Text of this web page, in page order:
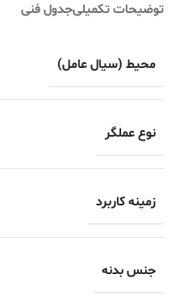
توضیحات تکمیلیجدول فنی
محیط (سیال عامل)
نوع عملگر
زمینه کاربرد
جنس بدنه